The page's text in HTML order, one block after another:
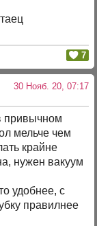
7
30 Нояб. 20, 07:17
привычном
мельче чем
крайне
нужен вакуум
удобнее, с
правилнее